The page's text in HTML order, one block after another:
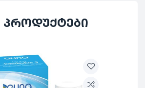
პრეპარატები
პროდუქტები